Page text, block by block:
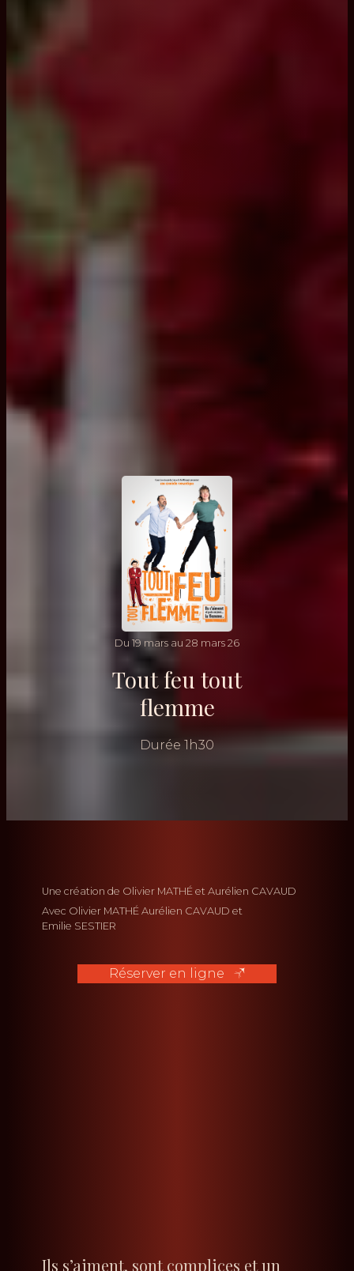
Du 19 mars au 28 mars 26
Tout feu tout
flemme
Durée 1h30
Une création de Olivier MATHÉ
Aurélien CAVAUD
Avec Olivier MATHÉ Aurélien CAVAUD
Emilie SESTIER
Réserver en ligne
Ils s’aiment, sont complices et un